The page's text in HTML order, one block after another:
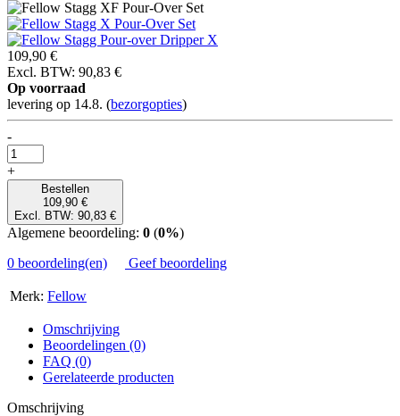
109,90 €
Excl. BTW: 90,83 €
Op voorraad
levering op 14.8. (bezorgopties)
-
+
Bestellen
109,90 €
Excl. BTW: 90,83 €
Algemene beoordeling: 0 (0%)
0 beoordeling(en)
Geef beoordeling
Merk: Fellow
Omschrijving
Beoordelingen (0)
FAQ (0)
Gerelateerde producten
Omschrijving